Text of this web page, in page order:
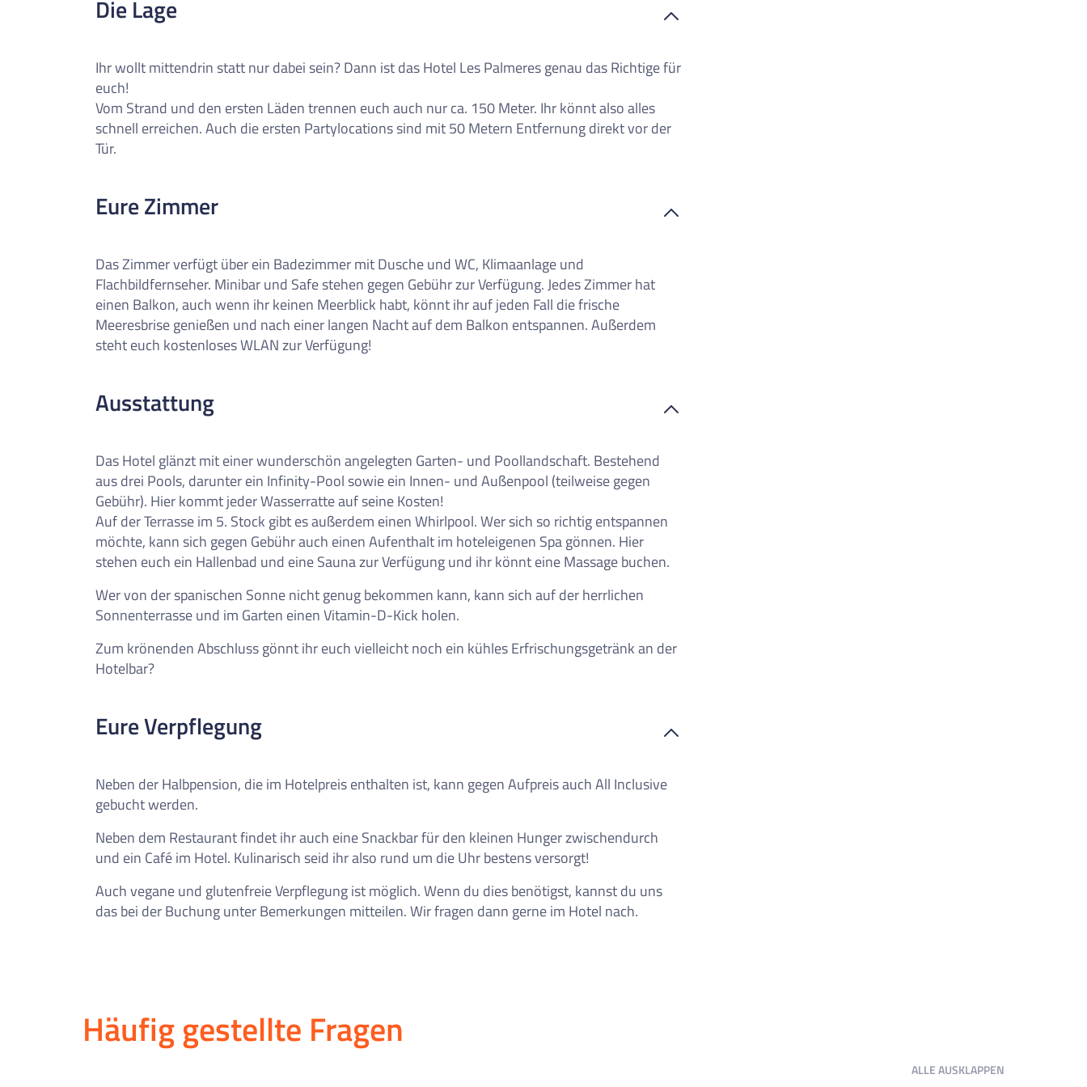
0Reise/n auf deiner Merkliste
Die Lage
Ihr wollt mittendrin statt nur dabei sein? Dann ist das Hotel Les Palmeres genau das Richtige für
euch!
Vom Strand und den ersten Läden trennen euch auch nur ca. 150 Meter. Ihr könnt also alles
schnell erreichen. Auch die ersten Partylocations sind mit 50 Metern Entfernung direkt vor der
Tür.
Eure Zimmer
Das Zimmer verfügt über ein Badezimmer mit Dusche und WC, Klimaanlage und
Flachbildfernseher. Minibar und Safe stehen gegen Gebühr zur Verfügung. Jedes Zimmer hat
einen Balkon, auch wenn ihr keinen Meerblick habt, könnt ihr auf jeden Fall die frische
Meeresbrise genießen und nach einer langen Nacht auf dem Balkon entspannen. Außerdem
steht euch kostenloses WLAN zur Verfügung!
Ausstattung
Das Hotel glänzt mit einer wunderschön angelegten Garten- und Poollandschaft. Bestehend
aus drei Pools, darunter ein Infinity-Pool sowie ein Innen- und Außenpool (teilweise gegen
Gebühr). Hier kommt jeder Wasserratte auf seine Kosten!
Auf der Terrasse im 5. Stock gibt es außerdem einen Whirlpool. Wer sich so richtig entspannen
möchte, kann sich gegen Gebühr auch einen Aufenthalt im hoteleigenen Spa gönnen. Hier
stehen euch ein Hallenbad und eine Sauna zur Verfügung und ihr könnt eine Massage buchen.
Wer von der spanischen Sonne nicht genug bekommen kann, kann sich auf der herrlichen
Sonnenterrasse und im Garten einen Vitamin-D-Kick holen.
Zum krönenden Abschluss gönnt ihr euch vielleicht noch ein kühles Erfrischungsgetränk an der
Hotelbar?
Eure Verpflegung
Neben der Halbpension, die im Hotelpreis enthalten ist, kann gegen Aufpreis auch All Inclusive
gebucht werden.
Neben dem Restaurant findet ihr auch eine Snackbar für den kleinen Hunger zwischendurch
und ein Café im Hotel. Kulinarisch seid ihr also rund um die Uhr bestens versorgt!
Auch vegane und glutenfreie Verpflegung ist möglich. Wenn du dies benötigst, kannst du uns
das bei der Buchung unter Bemerkungen mitteilen. Wir fragen dann gerne im Hotel nach.
Häufig gestellte Fragen
ALLEAUSKLAPPEN